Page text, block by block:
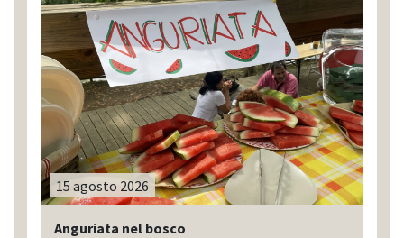
15 agosto 2026
Anguriata nel bosco